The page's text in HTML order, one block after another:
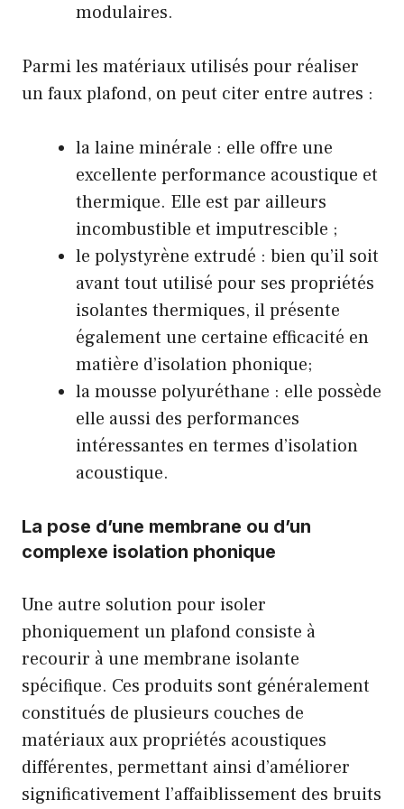
modulaires.
Parmi les matériaux utilisés pour réaliser
un faux plafond, on peut citer entre autres :
la laine minérale : elle offre une
excellente performance acoustique et
thermique. Elle est par ailleurs
incombustible et imputrescible ;
le polystyrène extrudé : bien qu’il soit
avant tout utilisé pour ses propriétés
isolantes thermiques, il présente
également une certaine efficacité en
matière d’isolation phonique;
la mousse polyuréthane : elle possède
elle aussi des performances
intéressantes en termes d’isolation
acoustique.
La pose d’une membrane ou d’un
complexe isolation phonique
Une autre solution pour isoler
phoniquement un plafond consiste à
recourir à une membrane isolante
spécifique. Ces produits sont généralement
constitués de plusieurs couches de
matériaux aux propriétés acoustiques
différentes, permettant ainsi d’améliorer
significativement l’affaiblissement des bruits